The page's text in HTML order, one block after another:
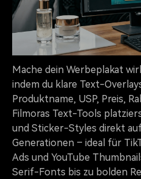
Mache dein Werbeplakat
indem du klare Text-
Produktname, USP, Preis,
Filmoras Text-Tools
und Sticker-Styles direkt
Generationen – ideal für
Ads und YouTube
Serif-Fonts bis zu bolden